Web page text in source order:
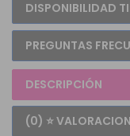
DISPONIBILIDAD
PREGUNTAS
DESCRIPCIÓN
(0) ⭐